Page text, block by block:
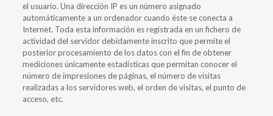
el usuario. Una dirección IP es un número asignado
automáticamente a un ordenador cuando éste se conecta a
Internet. Toda esta información es registrada en un fichero de
actividad del servidor debidamente inscrito que permite el
posterior procesamiento de los datos con el fin de obtener
mediciones únicamente estadísticas que permitan conocer el
número de impresiones de páginas, el número de visitas
realizadas a los servidores web, el orden de visitas, el punto de
acceso, etc.